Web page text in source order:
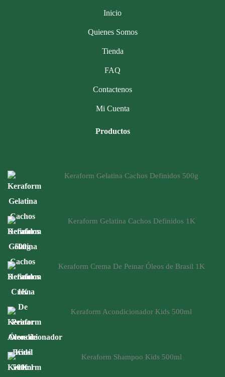
Inicio
Quienes Somos
Tienda
FAQ
Contactenos
Mi Cuenta
Productos
Keraform Gelatina Cachos Definidos 500g
Keraform Gelatina Cachos Definidos 1K
Keraform Crema De Peinar Óleos de Brasil 1K
Keraform Acondicionador Kids 500ml
Keraform Shampoo Kids 500ml